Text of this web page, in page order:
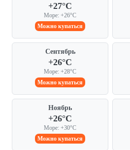
+27°C
Море: +26°C
Можно купаться
Сентябрь
+26°C
Море: +28°C
Можно купаться
Ноябрь
+26°C
Море: +30°C
Можно купаться